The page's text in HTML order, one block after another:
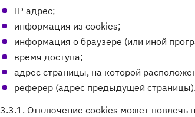
IP адрес;
информация из cookies;
информация о браузере (или иной
время доступа;
адрес страницы, на которой
реферер (адрес предыдущей страницы).
3.3.1. Отключение cookies может повлечь